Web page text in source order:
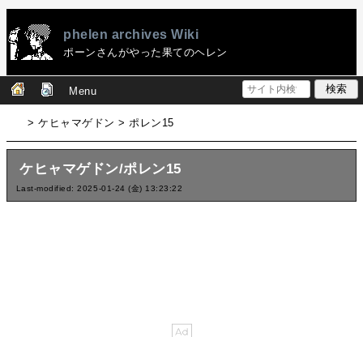
phelen archives Wiki
ポーンさんがやった果てのヘレン
Menu
> ケヒャマゲドン > ポレン15
ケヒャマゲドン/ポレン15
Last-modified: 2025-01-24 (金) 13:23:22